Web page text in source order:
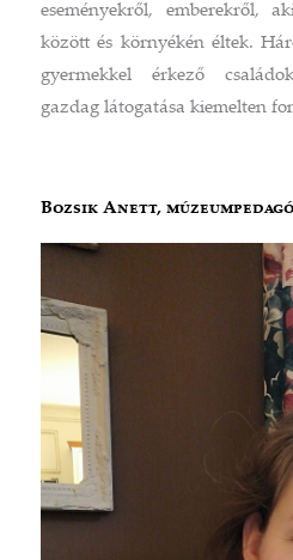
eseményekről, emberekről,
között és környékén éltek.
gyermekkel érkező
gazdag látogatása kiemelten
Bozsik Anett,